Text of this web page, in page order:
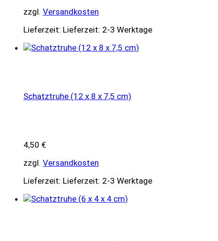
zzgl. Versandkosten
Lieferzeit: Lieferzeit: 2-3 Werktage
Schatztruhe (12 x 8 x 7,5 cm)
4,50 €
zzgl. Versandkosten
Lieferzeit: Lieferzeit: 2-3 Werktage